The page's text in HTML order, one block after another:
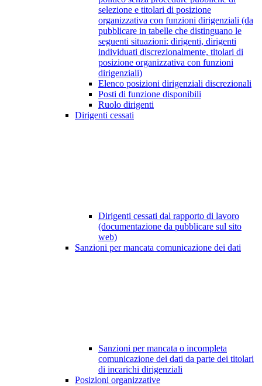
selezione e titolari di posizione
organizzativa con funzioni dirigenziali (da
pubblicare in tabelle che distinguano le
seguenti situazioni: dirigenti, dirigenti
individuati discrezionalmente, titolari di
posizione organizzativa con funzioni
dirigenziali)
Elenco posizioni dirigenziali discrezionali
Posti di funzione disponibili
Ruolo dirigenti
Dirigenti cessati
Dirigenti cessati dal rapporto di lavoro
(documentazione da pubblicare sul sito
web)
Sanzioni per mancata comunicazione dei dati
Sanzioni per mancata o incompleta
comunicazione dei dati da parte dei titolari
di incarichi dirigenziali
Posizioni organizzative